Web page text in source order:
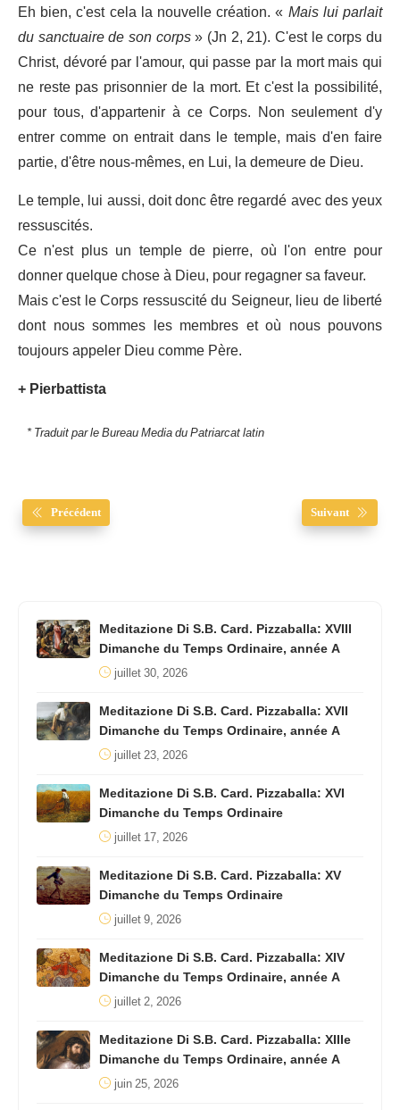
Eh bien, c'est cela la nouvelle création. « Mais lui parlait
du sanctuaire de son corps» (Jn 2, 21). C'est le corps du
Christ, dévoré par l'amour, qui passe par la mort mais qui
ne reste pas prisonnier de la mort. Et c'est la possibilité,
pour tous, d'appartenir à ce Corps. Non seulement d'y
entrer comme on entrait dans le temple, mais d'en faire
partie, d'être nous-mêmes, en Lui, la demeure de Dieu.
Le temple, lui aussi, doit donc être regardé avec des yeux
ressuscités.
Ce n'est plus un temple de pierre, où l'on entre pour
donner quelque chose à Dieu, pour regagner sa faveur.
Mais c'est le Corps ressuscité du Seigneur, lieu de liberté
dont nous sommes les membres et où nous pouvons
toujours appeler Dieu comme Père.
+ Pierbattista
* Traduit par le Bureau Media du Patriarcat latin
Précédent Suivant
Meditazione Di S.B. Card. Pizzaballa: XVIII
Dimanche du Temps Ordinaire, année A
juillet 30, 2026
Meditazione Di S.B. Card. Pizzaballa: XVII
Dimanche du Temps Ordinaire, année A
juillet 23, 2026
Meditazione Di S.B. Card. Pizzaballa: XVI
Dimanche du Temps Ordinaire
juillet 17, 2026
Meditazione Di S.B. Card. Pizzaballa: XV
Dimanche du Temps Ordinaire
juillet 9, 2026
Meditazione Di S.B. Card. Pizzaballa: XIV
Dimanche du Temps Ordinaire, année A
juillet 2, 2026
Meditazione Di S.B. Card. Pizzaballa: XIIIe
Dimanche du Temps Ordinaire, année A
juin 25, 2026